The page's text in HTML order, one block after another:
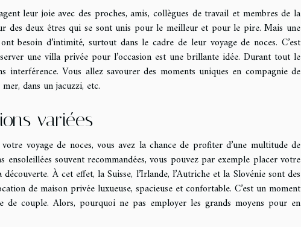
leur joie avec des proches, amis, collègues de travail et membres de la
des deux êtres qui se sont unis pour le meilleur et pour le pire. Mais une
besoin d’intimité, surtout dans le cadre de leur voyage de noces. C’est
une villa privée pour l’occasion est une brillante idée. Durant tout le
interférence. Vous allez savourer des moments uniques en compagnie de
dans un jacuzzi, etc.
variées
voyage de noces, vous avez la chance de profiter d’une multitude de
ensoleillées souvent recommandées, vous pouvez par exemple placer votre
À cet effet, la Suisse, l’Irlande, l’Autriche et la Slovénie sont des
de maison privée luxueuse, spacieuse et confortable. C’est un moment
de couple. Alors, pourquoi ne pas employer les grands moyens pour en